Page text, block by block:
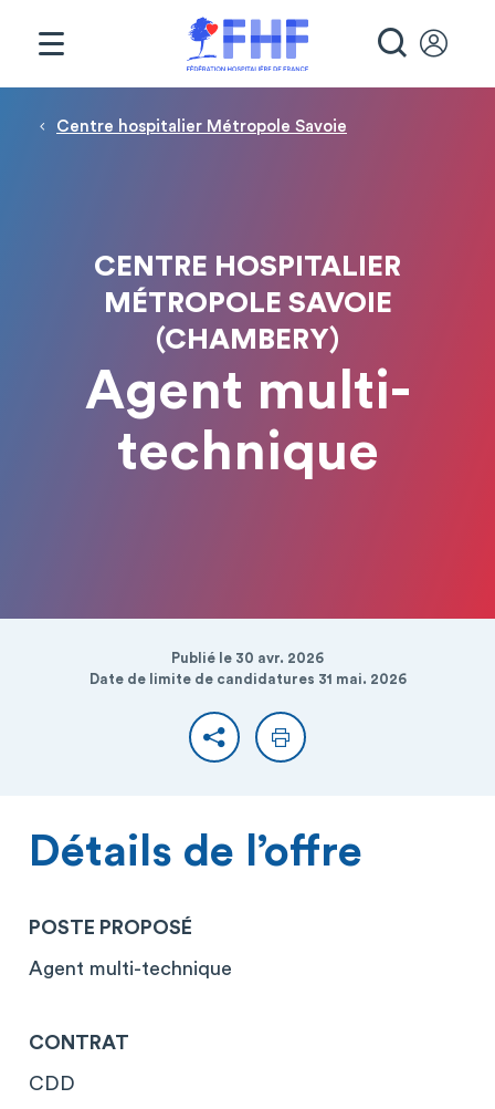
Fil d'Ariane
Centre hospitalier Métropole Savoie
CENTRE HOSPITALIER
MÉTROPOLE SAVOIE
(CHAMBERY)
Agent multi-
technique
Publié le 30 avr. 2026
Date de limite de candidatures 31 mai. 2026
PartagerImprimer
Détails de l’offre
POSTE PROPOSÉ
Agent multi-technique
CONTRAT
CDD
Panneau de gestion des cookies